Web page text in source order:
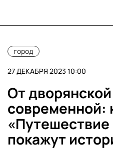
город
27 ДЕКАБРЯ 2023 10:00
От
современной:
покажут